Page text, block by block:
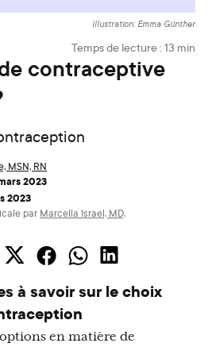
Illustration: Emma Günther
Temps de lecture : 13 min
contraceptive
MSN, RN
2023
2023
par Marcella Israel, MD,
à savoir sur le choix
en matière de